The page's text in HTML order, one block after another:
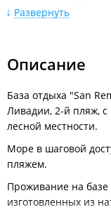
Южно-Морской),
Личным
30 км. после г.
Ливадию) и далее по
пляжа, после
направо к пляжу.
Развернуть
Описание
База отдыха "San
Ливадии, 2-й пляж,
лесной местности.
Море в шаговой
пляжем.
Проживание на
изготовленных из